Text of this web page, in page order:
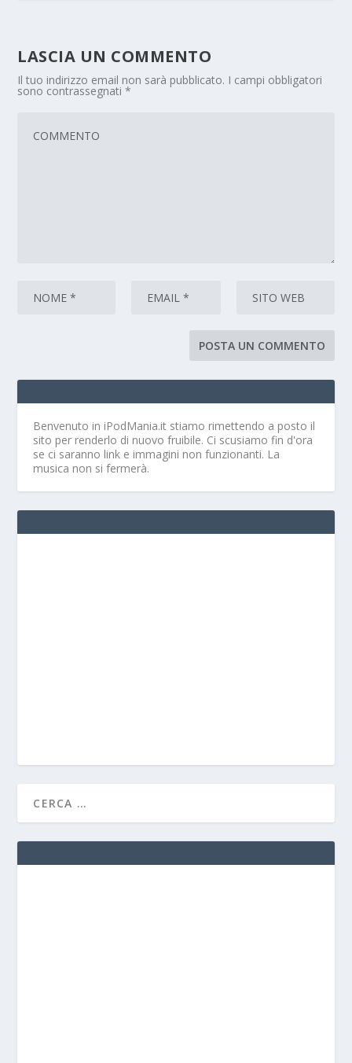
LASCIA UN COMMENTO
Il tuo indirizzo email non sarà pubblicato. I campi obbligatori
sono contrassegnati*
Benvenuto in iPodMania.it stiamo rimettendo a posto il
sito per renderlo di nuovo fruibile. Ci scusiamo fin d'ora
se ci saranno link e immagini non funzionanti. La
musica non si fermerà.